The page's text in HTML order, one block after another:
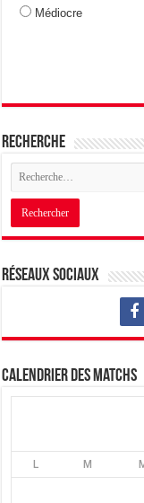
Médiocre
Recherche
Réseaux sociaux
Calendrier des matchs
L M